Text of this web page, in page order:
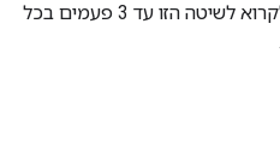
מאז נוצר הדוח האחרון. אפשר לקרוא לשיטה הזו עד 3 פעמים בכל